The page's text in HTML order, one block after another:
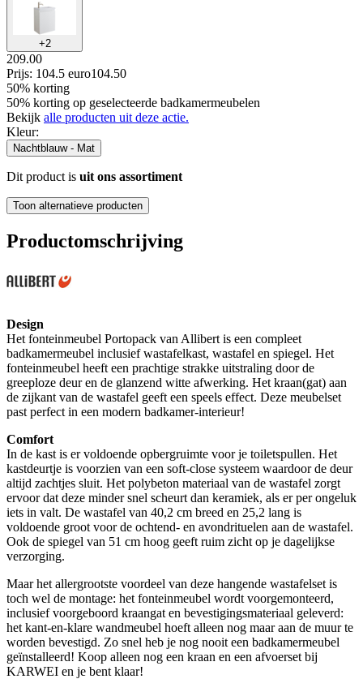
+2
209.00
Prijs: 104.5 euro104.50
50% korting
50% korting op geselecteerde badkamermeubelen
Bekijk alle producten uit deze actie.
Kleur:
Nachtblauw - Mat
Dit product is uit ons assortiment
Toon alternatieve producten
Productomschrijving
Design
Het fonteinmeubel Portopack van Allibert is een compleet
badkamermeubel inclusief wastafelkast, wastafel en spiegel. Het
fonteinmeubel heeft een prachtige strakke uitstraling door de
greeploze deur en de glanzend witte afwerking. Het kraan(gat) aan
de zijkant van de wastafel geeft een speels effect. Deze meubelset
past perfect in een modern badkamer-interieur!
Comfort
In de kast is er voldoende opbergruimte voor je toiletspullen. Het
kastdeurtje is voorzien van een soft-close systeem waardoor de deur
altijd zachtjes sluit. Het polybeton materiaal van de wastafel zorgt
ervoor dat deze minder snel scheurt dan keramiek, als er per ongeluk
iets in valt. De wastafel van 40,2 cm breed en 25,2 lang is
voldoende groot voor de ochtend- en avondrituelen aan de wastafel.
Ook de spiegel van 51 cm hoog geeft ruim zicht op je dagelijkse
verzorging.
Maar het allergrootste voordeel van deze hangende wastafelset is
toch wel de montage: het fonteinmeubel wordt voorgemonteerd,
inclusief voorgeboord kraangat en bevestigingsmateriaal geleverd:
het kant-en-klare wandmeubel hoeft alleen nog maar aan de muur te
worden bevestigd. Zo snel heb je nog nooit een badkamermeubel
geïnstalleerd! Koop alleen nog een kraan en een afvoerset bij
KARWEI en je bent klaar!